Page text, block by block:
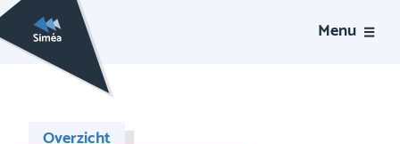
Menu
Overzicht